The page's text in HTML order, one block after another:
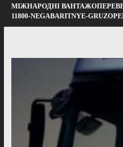
МІЖНАРОДНІ
11800-NEGABARITNYE-